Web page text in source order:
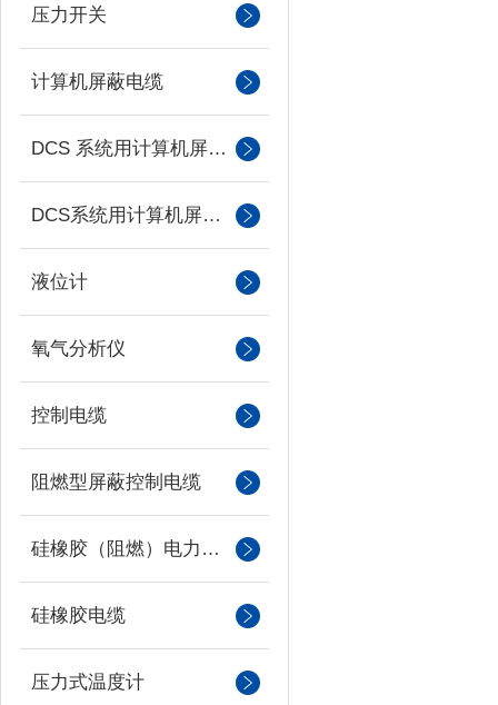
压力开关
计算机屏蔽电缆
DCS 系统用计算机屏蔽电缆
DCS系统用计算机屏蔽电缆
液位计
氧气分析仪
控制电缆
阻燃型屏蔽控制电缆
硅橡胶（阻燃）电力电缆
硅橡胶电缆
压力式温度计